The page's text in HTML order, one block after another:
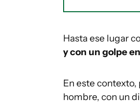
Hasta ese lugar
y con un golpe
En este
hombre, con un